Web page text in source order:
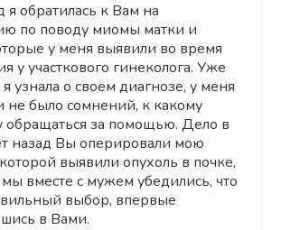
я обратилась к Вам на
по поводу миомы матки и
у меня выявили во время
у участкового гинеколога. Уже
я узнала о своем диагнозе, у меня
не было сомнений, к какому
обращаться за помощью. Дело в
назад Вы оперировали мою
выявили опухоль в почке,
вместе с мужем убедились, что
выбор, впервые
в Вами.